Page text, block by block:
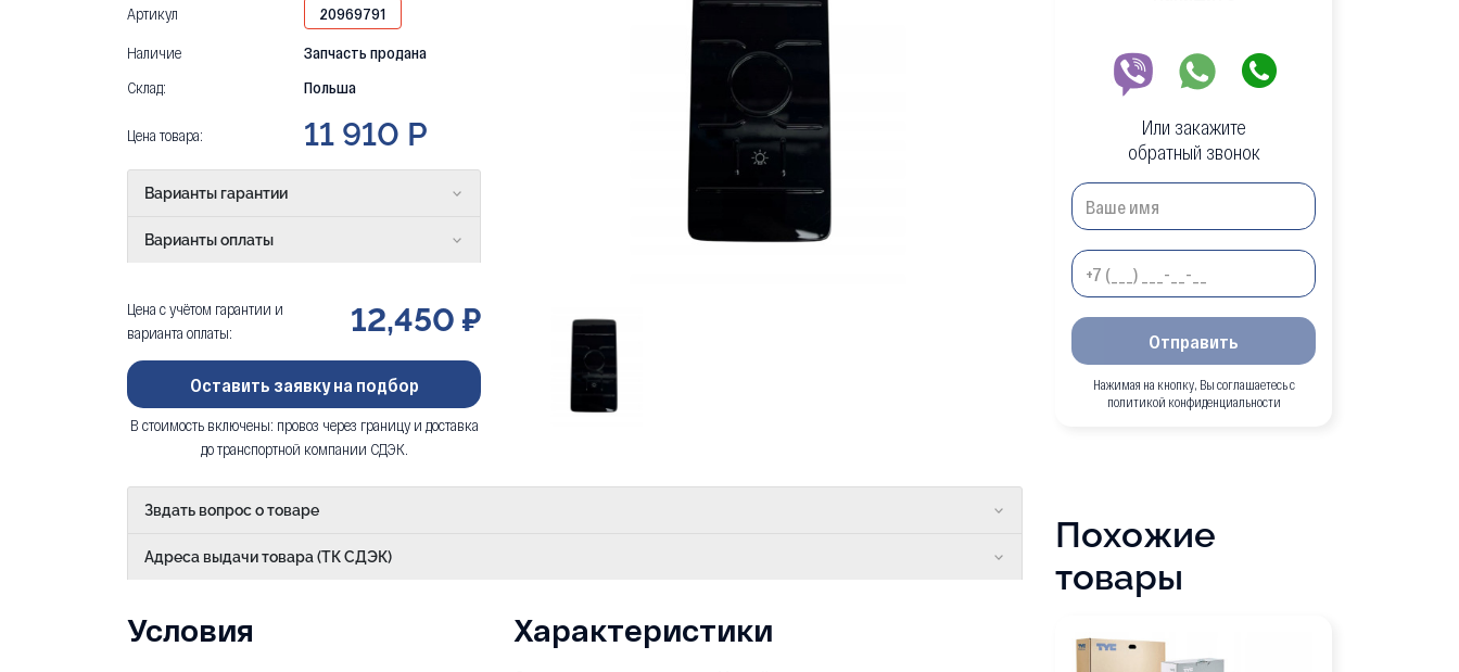
Артикул
20969791
Наличие
Запчасть продана
Склад:
Польша
Цена товара: 11 910 Р
Варианты гарантии
Варианты оплаты
Цена с учётом гарантии и
варианта оплаты:
12,450 ₽
Оставить заявку на подбор
В стоимость включены: провоз через границу и доставка
до транспортной компании СДЭК.
Звдать вопрос о товаре
Адреса выдачи товара (ТК СДЭК)
Условия Характеристики
Или закажите
обратный звонок
Отправить
Нажимая на кнопку, Вы соглашаетесь с
политикой конфиденциальности
Похожие
товары